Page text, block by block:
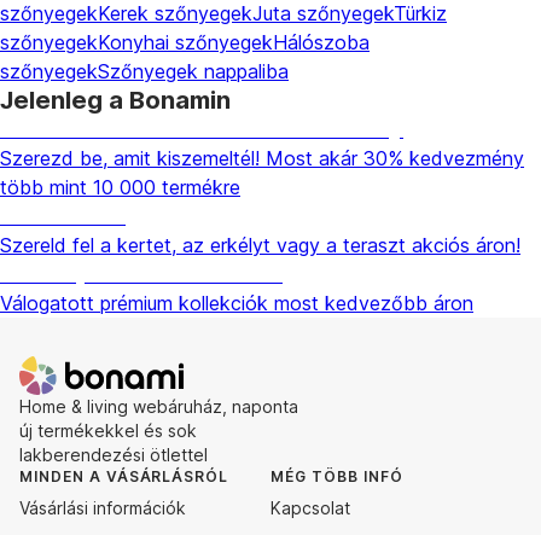
szőnyegekKerek szőnyegekJuta szőnyegekTürkiz
szőnyegekKonyhai szőnyegekHálószoba
szőnyegekSzőnyegek nappaliba
Jelenleg a Bonamin
Szerezd be, amit kiszemeltél! Most akár 30% kedvezmény
több mint 10 000 termékre
Szereld fel a kertet, az erkélyt vagy a teraszt akciós áron!
Válogatott prémium kollekciók most kedvezőbb áron
Home & living webáruház, naponta
új termékekkel és sok
lakberendezési ötlettel
MINDEN A VÁSÁRLÁSRÓL
Vásárlási információk
MÉG TÖBB INFÓ
Kapcsolat